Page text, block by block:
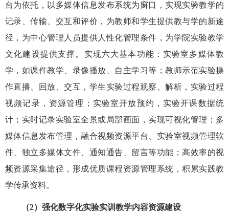
台为依托，以多媒体信息发布系统为窗口，实现实验教学的
记录、传输、交互和评价，为教师和学生提供教与学的新途
径，为中心管理人员提供人性化管理条件，为学院实验教学
文化建设提供支撑。实现六大基本功能：实验室多媒体教
学，如课件教学、录像播放、自主学习等；教师示范实验操
作直播、回放、交互，学生实验过程观察、解析，实验过程
视频记录，资源管理；实验室开放预约，实验开课数据统
计；实时记录实验室全景或局部画面，实现可视化管理；多
媒体信息发布管理，融合视频资源平台、实验室视频管理软
件、独立多媒体文件、通知通告、留言等功能；高效率的视
频资源采集途径，形成优质课程资源管理系统，积累实践教
学传承资料。
（2）强化数字化实验实训教学内容资源建设